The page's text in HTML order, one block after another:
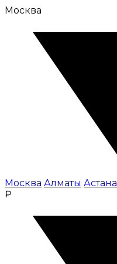
Москва
Москва Алматы Астана
₽